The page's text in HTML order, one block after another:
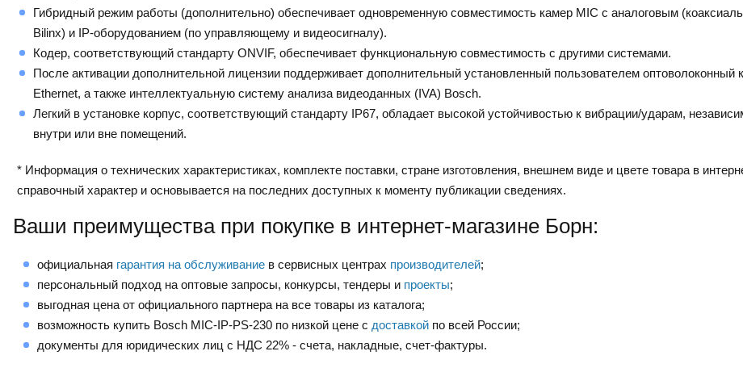
Гибридный режим работы (дополнительно) обеспечивает одновременную совместимость камер MIC с аналоговым
Bilinx) и IP-оборудованием (по управляющему и видеосигналу).
Кодер, соответствующий стандарту ONVIF, обеспечивает функциональную совместимость с другими системами.
После активации дополнительной лицензии поддерживает дополнительный установленный пользователем оптоволоконный
Ethernet, а также интеллектуальную систему анализа видеоданных (IVA) Bosch.
Легкий в установке корпус, соответствующий стандарту IP67, обладает высокой устойчивостью к вибрации/ударам,
внутри или вне помещений.
* Информация о технических характеристиках, комплекте поставки, стране изготовления, внешнем виде и цвете товара в
справочный характер и основывается на последних доступных к моменту публикации сведениях.
Ваши преимущества при покупке в интернет-магазине Борн:
официальная гарантия на обслуживание в сервисных центрах производителей;
персональный подход на оптовые запросы, конкурсы, тендеры и проекты;
выгодная цена от официального партнера на все товары из каталога;
возможность купить Bosch MIC-IP-PS-230 по низкой цене с доставкой по всей России;
документы для юридических лиц с НДС 22% - счета, накладные, счет-фактуры.